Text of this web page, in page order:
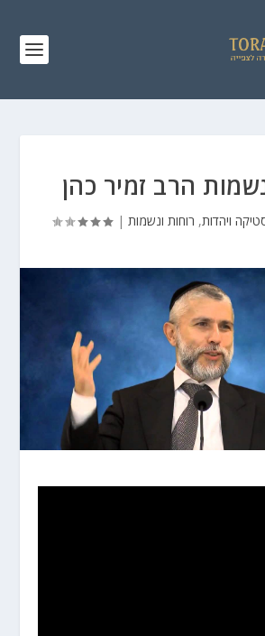
הרב זמיר כהן
ויהדות, רוחות ונשמות |